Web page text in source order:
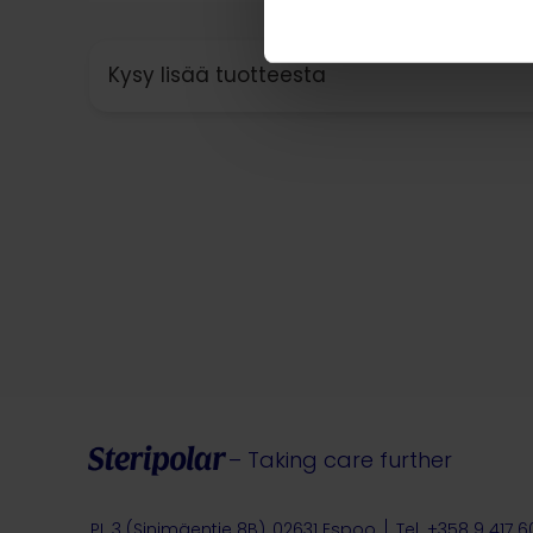
Kysy lisää tuotteesta
– Taking care further